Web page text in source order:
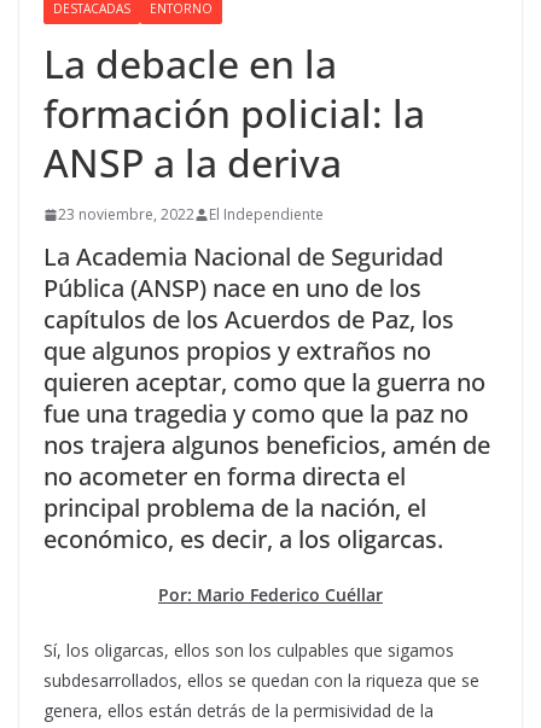
DESTACADAS ENTORNO
La debacle en la
formación policial: la
ANSP a la deriva
23 noviembre, 2022 El Independiente
La Academia Nacional de Seguridad
Pública (ANSP) nace en uno de los
capítulos de los Acuerdos de Paz, los
que algunos propios y extraños no
quieren aceptar, como que la guerra no
fue una tragedia y como que la paz no
nos trajera algunos beneficios, amén de
no acometer en forma directa el
principal problema de la nación, el
económico, es decir, a los oligarcas.
Por: Mario Federico Cuéllar
Sí, los oligarcas, ellos son los culpables que sigamos
subdesarrollados, ellos se quedan con la riqueza que se
genera, ellos están detrás de la permisividad de la